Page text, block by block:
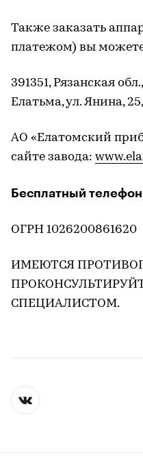
Также заказать
платежом) вы
391351, Рязанская
Елатьма, ул. Янина, 25,
АО «Елатомский
сайте завода:
Бесплатный телефон
ОГРН 1026200861620
ИМЕЮТСЯ
СПЕЦИАЛИСТОМ.